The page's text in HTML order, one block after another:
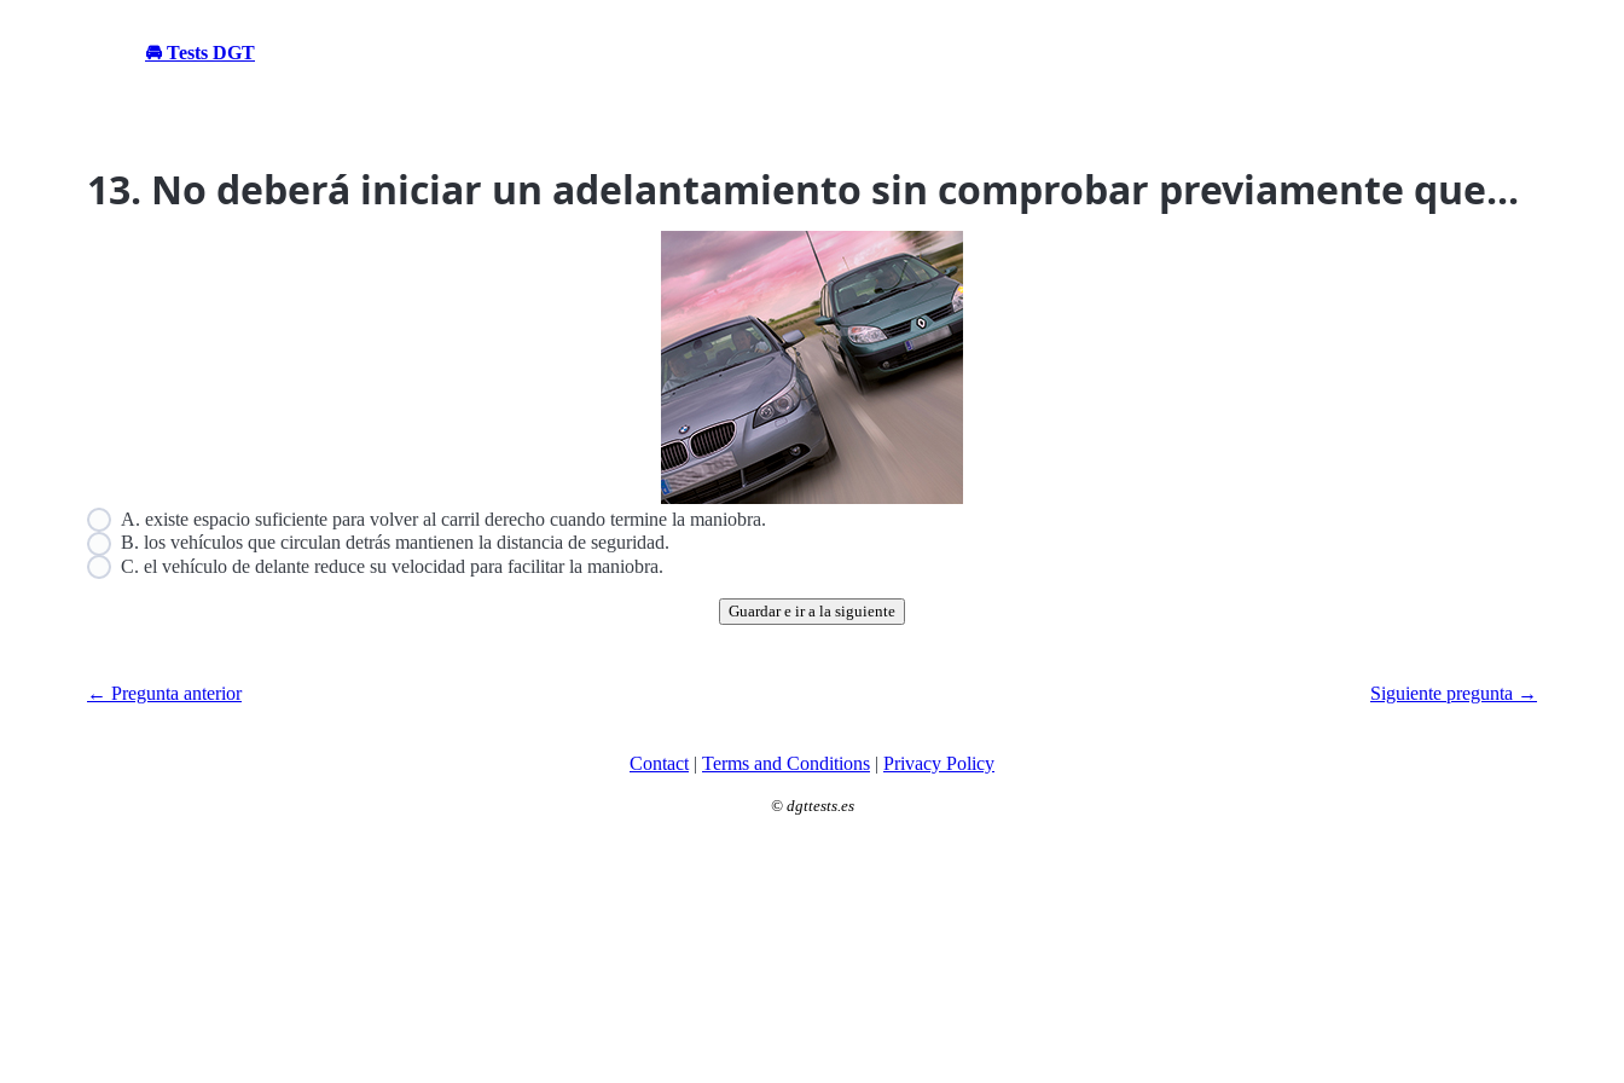
🚘 Tests DGT
13. No deberá iniciar un adelantamiento sin comprobar previamente que...
A. existe espacio suficiente para volver al carril derecho cuando termine la maniobra.
B. los vehículos que circulan detrás mantienen la distancia de seguridad.
C. el vehículo de delante reduce su velocidad para facilitar la maniobra.
Guardar e ir a la siguiente
← Pregunta anterior Siguiente pregunta →
Contact | Terms and Conditions | Privacy Policy
© dgttests.es